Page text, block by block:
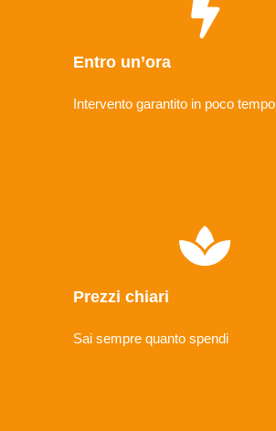
Entro un’ora
Intervento garantito in poco tempo
Prezzi chiari
Sai sempre quanto spendi